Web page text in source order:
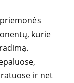
kurie
ir net